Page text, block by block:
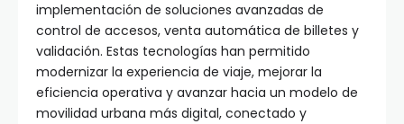
implementación de soluciones avanzadas de
control de accesos, venta automática de billetes y
validación. Estas tecnologías han permitido
modernizar la experiencia de viaje, mejorar la
eficiencia operativa y avanzar hacia un modelo de
movilidad urbana más digital, conectado y